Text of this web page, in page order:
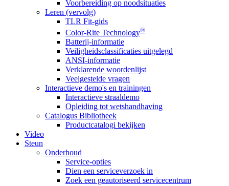
Voorbereiding op noodsituaties
Leren (vervolg)
TLR Fit-gids
Color-Rite Technology®
Batterij-informatie
Veiligheidsclassificaties uitgelegd
ANSI-informatie
Verklarende woordenlijst
Veelgestelde vragen
Interactieve demo's en trainingen
Interactieve straaldemo
Opleiding tot wetshandhaving
Catalogus Bibliotheek
Productcatalogi bekijken
Video
Steun
Onderhoud
Service-opties
Dien een serviceverzoek in
Zoek een geautoriseerd servicecentrum